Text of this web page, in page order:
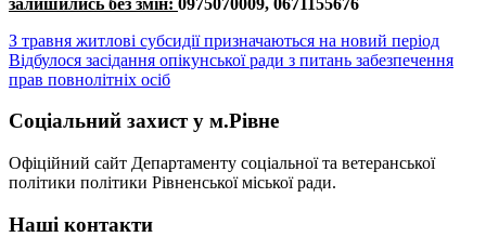
Навігація
записів
З травня житлові субсидії призначаються на новий період
Відбулося засідання опікунської ради з питань забезпечення
прав повнолітніх осіб
Соціальний захист у м.Рівне
Офіційний сайт Департаменту соціальної та ветеранської
політики політики Рівненської міської ради.
Наші контакти